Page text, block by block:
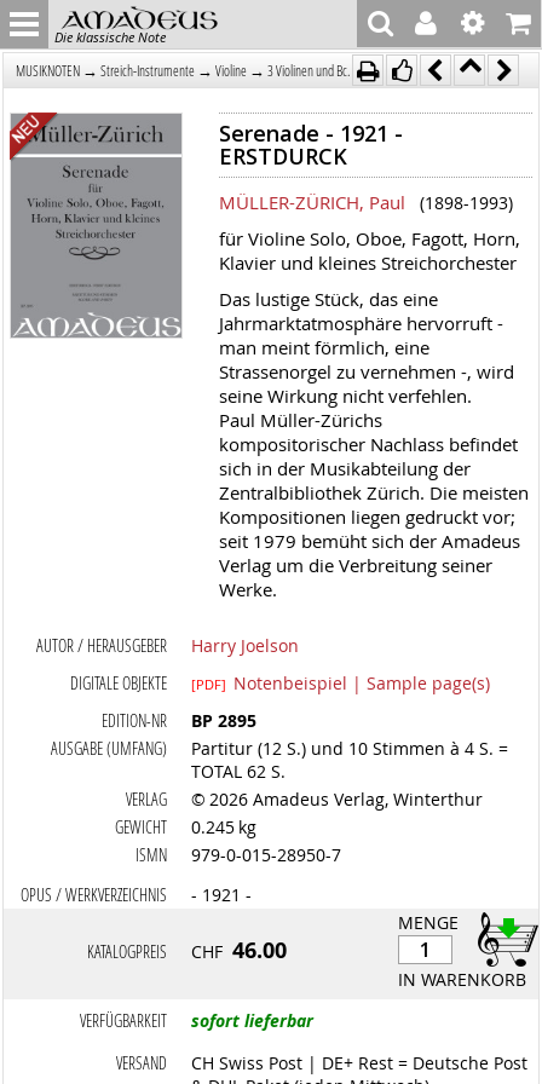
Die klassische Note
MUSIKNOTEN → Streich-Instrumente → Violine → 3 Violinen und Bc.
Serenade - 1921 -
ERSTDURCK
MÜLLER-ZÜRICH, Paul (1898-1993)
für Violine Solo, Oboe, Fagott, Horn,
Klavier und kleines Streichorchester
Das lustige Stück, das eine
Jahrmarktatmosphäre hervorruft -
man meint förmlich, eine
Strassenorgel zu vernehmen -, wird
seine Wirkung nicht verfehlen.
Paul Müller-Zürichs
kompositorischer Nachlass befindet
sich in der Musikabteilung der
Zentralbibliothek Zürich. Die meisten
Kompositionen liegen gedruckt vor;
seit 1979 bemüht sich der Amadeus
Verlag um die Verbreitung seiner
Werke.
AUTOR / HERAUSGEBER
Harry Joelson
DIGITALE OBJEKTE
[PDF] Notenbeispiel | Sample page(s)
EDITION-NR
BP 2895
AUSGABE (UMFANG)
Partitur (12 S.) und 10 Stimmen à 4 S. =
TOTAL 62 S.
VERLAG
© 2026 Amadeus Verlag, Winterthur
GEWICHT
0.245 kg
ISMN
979-0-015-28950-7
OPUS / WERKVERZEICHNIS
- 1921 -
MENGE
IN WARENKORB
KATALOGPREIS CHF46.00
VERFÜGBARKEIT
sofort lieferbar
VERSAND
CH Swiss Post | DE+ Rest = Deutsche Post